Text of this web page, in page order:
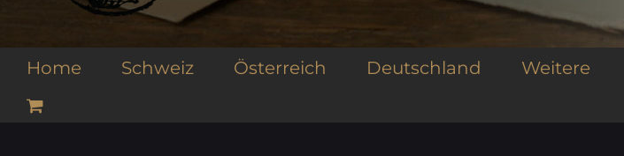
Home Schweiz Österreich Deutschland Weitere